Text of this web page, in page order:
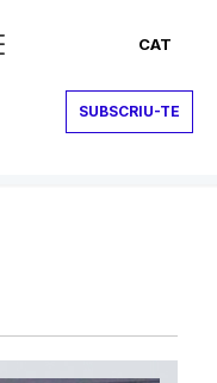
CAT
SUBSCRIU-TE